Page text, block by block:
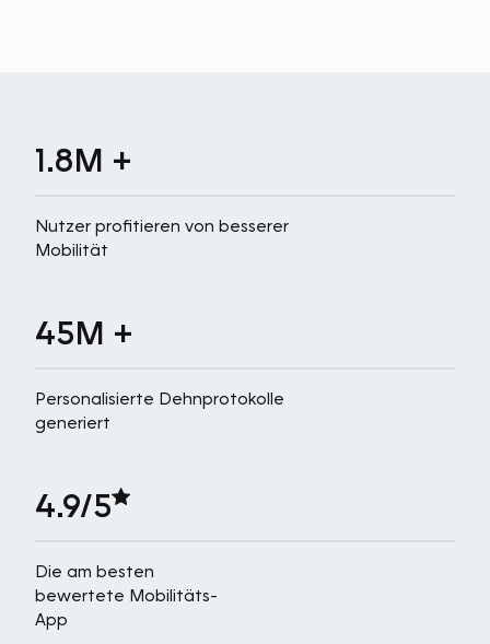
1.8M +
Nutzer profitieren von besserer
Mobilität
45M +
Personalisierte Dehnprotokolle
generiert
4.9/5
Die am besten
bewertete Mobilitäts-
App